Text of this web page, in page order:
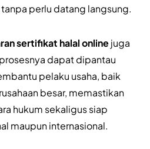
perlu datang langsung.
sertifikat halal onlinejuga
dapat dipantau
pelaku usaha, baik
besar, memastikan
hukum sekaligus siap
maupun internasional.